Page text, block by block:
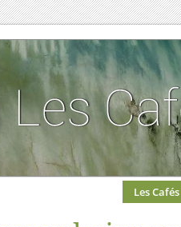
Les Cafés